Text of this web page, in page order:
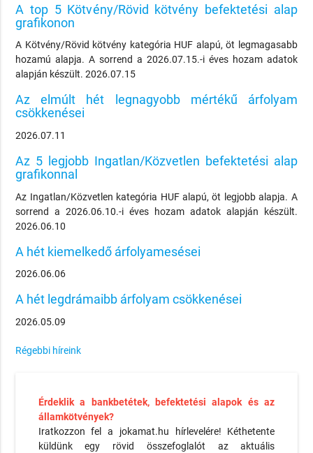
A top 5 Kötvény/Rövid kötvény befektetési alap
grafikonon
A Kötvény/Rövid kötvény kategória HUF alapú, öt legmagasabb
hozamú alapja. A sorrend a 2026.07.15.-i éves hozam adatok
alapján készült. 2026.07.15
Az elmúlt hét legnagyobb mértékű árfolyam
csökkenései
2026.07.11
Az 5 legjobb Ingatlan/Közvetlen befektetési alap
grafikonnal
Az Ingatlan/Közvetlen kategória HUF alapú, öt legjobb alapja. A
sorrend a 2026.06.10.-i éves hozam adatok alapján készült.
2026.06.10
A hét kiemelkedő árfolyamesései
2026.06.06
A hét legdrámaibb árfolyam csökkenései
2026.05.09
Régebbi híreink
Érdeklik a bankbetétek, befektetési alapok és az
államkötvények?
Iratkozzon fel a jokamat.hu hírlevelére! Kéthetente
küldünk egy rövid összefoglalót az aktuális